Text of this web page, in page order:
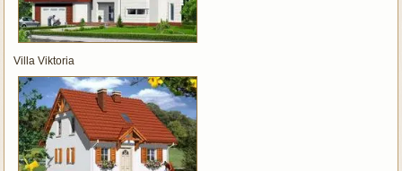
Villa Viktoria